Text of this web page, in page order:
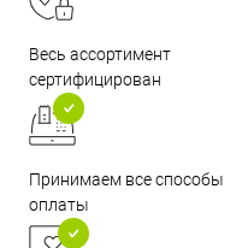
Весь ассортимент
сертифицирован
Принимаем все способы
оплаты